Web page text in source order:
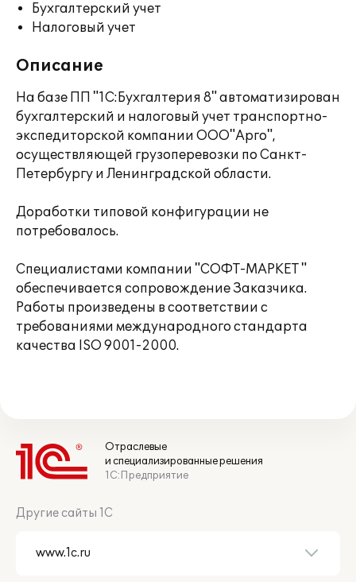
Бухгалтерский учет
Налоговый учет
Описание
На базе ПП "1С:Бухгалтерия 8" автоматизирован
бухгалтерский и налоговый учет транспортно-
экспедиторской компании ООО"Арго",
осуществляющей грузоперевозки по Санкт-
Петербургу и Ленинградской области.
Доработки типовой конфигурации не
потребовалось.
Специалистами компании "СОФТ-МАРКЕТ "
обеспечивается сопровождение Заказчика.
Работы произведены в соответствии с
требованиями международного стандарта
качества ISO 9001-2000.
Отраслевые
и специализированные решения
1С:Предприятие
Другие сайты 1С